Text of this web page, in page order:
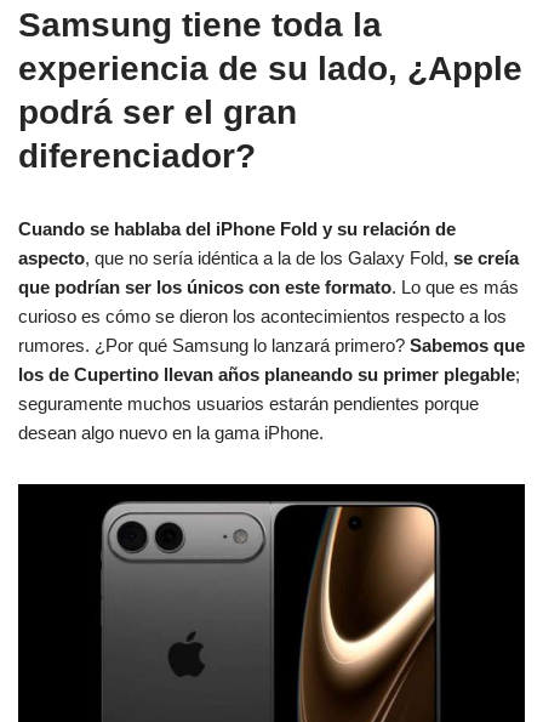
Samsung tiene toda la
experiencia de su lado, ¿Apple
podrá ser el gran
diferenciador?
Cuando se hablaba del iPhone Fold y su relación de
aspecto, que no sería idéntica a la de los Galaxy Fold, se creía
que podrían ser los únicos con este formato. Lo que es más
curioso es cómo se dieron los acontecimientos respecto a los
rumores. ¿Por qué Samsung lo lanzará primero? Sabemos que
los de Cupertino llevan años planeando su primer plegable;
seguramente muchos usuarios estarán pendientes porque
desean algo nuevo en la gama iPhone.